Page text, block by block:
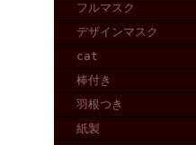
フルマスク
デザインマスク
cat
棒付き
羽根つき
紙製